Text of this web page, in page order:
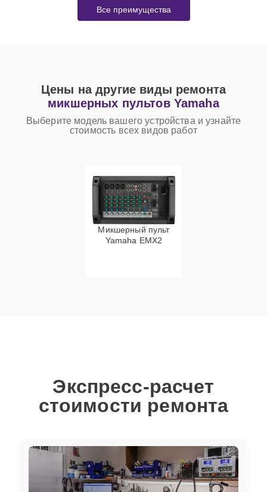
Все преимущества
Цены на другие виды ремонта
микшерных пультов Yamaha
Выберите модель вашего устройства и узнайте
стоимость всех видов работ
Микшерный пульт
Yamaha EMX2
Экспресс-расчет
стоимости ремонта